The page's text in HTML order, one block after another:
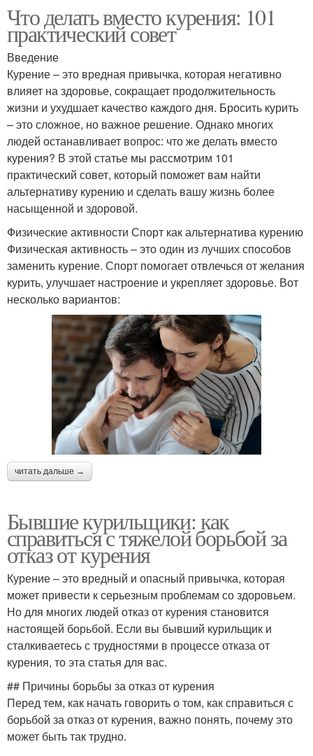
Что делать вместо курения: 101
практический совет
Введение
Курение – это вредная привычка, которая негативно
влияет на здоровье, сокращает продолжительность
жизни и ухудшает качество каждого дня. Бросить курить
– это сложное, но важное решение. Однако многих
людей останавливает вопрос: что же делать вместо
курения? В этой статье мы рассмотрим 101
практический совет, который поможет вам найти
альтернативу курению и сделать вашу жизнь более
насыщенной и здоровой.
Физические активности Спорт как альтернатива курению
Физическая активность – это один из лучших способов
заменить курение. Спорт помогает отвлечься от желания
курить, улучшает настроение и укрепляет здоровье. Вот
несколько вариантов:
читать дальше →
Бывшие курильщики: как
справиться с тяжелой борьбой за
отказ от курения
Курение – это вредный и опасный привычка, которая
может привести к серьезным проблемам со здоровьем.
Но для многих людей отказ от курения становится
настоящей борьбой. Если вы бывший курильщик и
сталкиваетесь с трудностями в процессе отказа от
курения, то эта статья для вас.
## Причины борьбы за отказ от курения
Перед тем, как начать говорить о том, как справиться с
борьбой за отказ от курения, важно понять, почему это
может быть так трудно.